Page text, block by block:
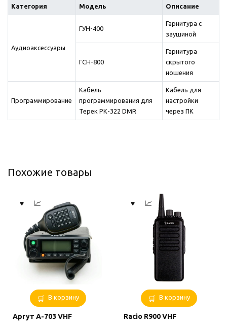
Категория Модель Описание
Аудиоаксессуары
ГУН-400
Гарнитура с
заушиной
ГСН-800
Гарнитура
скрытого
ношения
Программирование
Кабель
программирования для
Терек РК-322 DMR
Кабель для
настройки
через ПК
Похожие товары
В корзину
Аргут А-703 VHF
В корзину
Racio R900 VHF